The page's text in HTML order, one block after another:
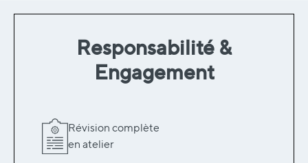
Responsabilité &
Engagement
Révision complète
en atelier